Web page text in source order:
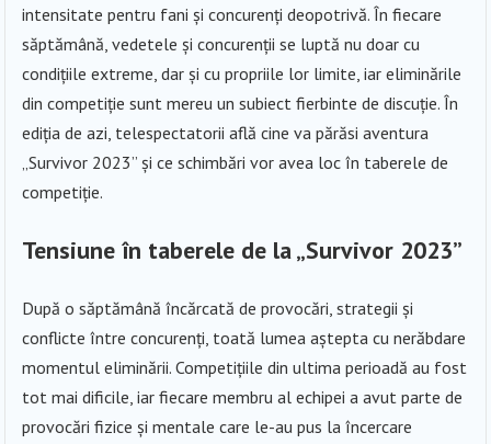
intensitate pentru fani și concurenți deopotrivă. În fiecare
săptămână, vedetele și concurenții se luptă nu doar cu
condițiile extreme, dar și cu propriile lor limite, iar eliminările
din competiție sunt mereu un subiect fierbinte de discuție. În
ediția de azi, telespectatorii află cine va părăsi aventura
„Survivor 2023” și ce schimbări vor avea loc în taberele de
competiție.
Tensiune în taberele de la „Survivor 2023”
După o săptămână încărcată de provocări, strategii și
conflicte între concurenți, toată lumea aștepta cu nerăbdare
momentul eliminării. Competițiile din ultima perioadă au fost
tot mai dificile, iar fiecare membru al echipei a avut parte de
provocări fizice și mentale care le-au pus la încercare